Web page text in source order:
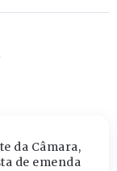
da Câmara,
de emenda